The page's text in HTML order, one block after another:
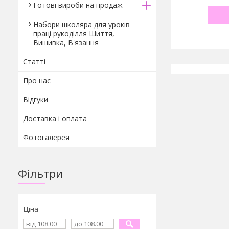
Готові вироби на продаж
Набори школяра для уроків
праці рукоділля Шиття,
Вишивка, В'язання
Статті
Про нас
Відгуки
Доставка і оплата
Фотогалерея
Фільтри
Ціна